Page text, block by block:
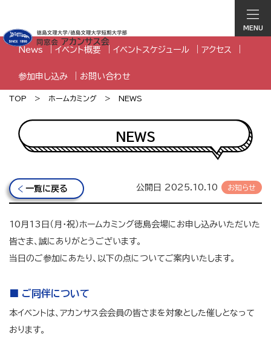
MENU
News イベント概要 イベントスケジュール アクセス
参加申し込み お問い合わせ
TOP ホームカミング NEWS
NEWS
一覧に戻る 公開日 2025.10.10
10月13日（月・祝）ホームカミング徳島会場にお申し込みいただいた
皆さま、誠にありがとうございます。
当日のご参加にあたり、以下の点についてご案内いたします。
■ ご同伴について
本イベントは、アカンサス会会員の皆さまを対象とした催しとなって
おります。